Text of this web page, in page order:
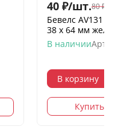
40 ₽/шт.80 ₽
Бевелс AV131
38 х 64 мм
В наличии
В корзину
Купить в